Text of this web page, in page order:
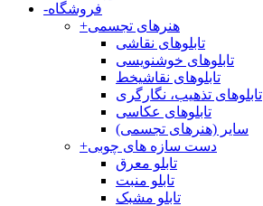
-فروشگاه
+هنرهای تجسمی
تابلوهای نقاشی
تابلوهای خوشنویسی
تابلوهای نقاشیخط
تابلوهای تذهیب، نگارگری
تابلوهای عکاسی
سایر (هنرهای تجسمی)
+دست سازه های چوبی
تابلو معرق
تابلو منبت
تابلو مشبک